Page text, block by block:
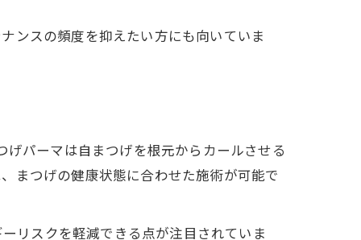
ンスの頻度を抑えたい方にも向いていま
パーマは自まつげを根元からカールさせる
まつげの健康状態に合わせた施術が可能で
リスクを軽減できる点が注目されていま